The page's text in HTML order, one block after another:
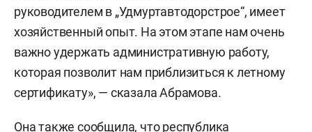
руководителем в „Удмуртавтодорстрое“, имеет
хозяйственный опыт. На этом этапе нам очень
важно удержать административную работу,
которая позволит нам приблизиться к летному
сертификату», — сказала Абрамова.
Она также сообщила, что республика